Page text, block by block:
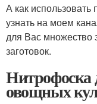
А как
узнать на моем
для Вас множество
заготовок.
Нитрофоска
овощных